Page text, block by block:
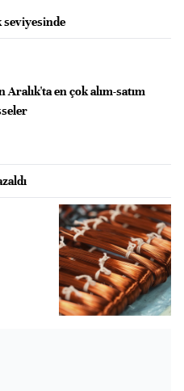
seviyesinde
Aralık'ta en çok alım-satım